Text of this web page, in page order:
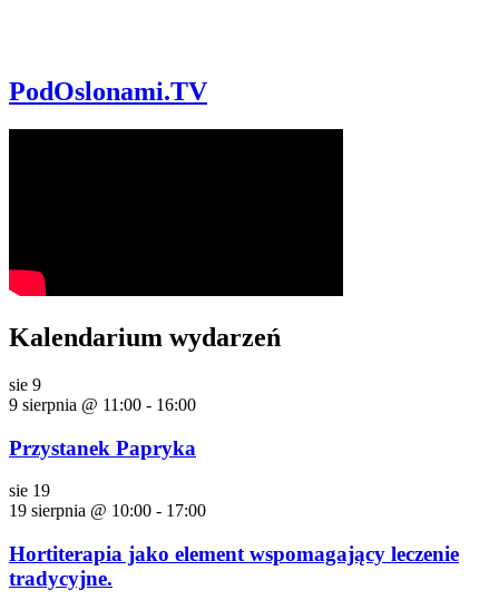
PodOslonami.TV
Kalendarium wydarzeń
sie 9
9 sierpnia @ 11:00 - 16:00
Przystanek Papryka
sie 19
19 sierpnia @ 10:00 - 17:00
Hortiterapia jako element wspomagający leczenie
tradycyjne.